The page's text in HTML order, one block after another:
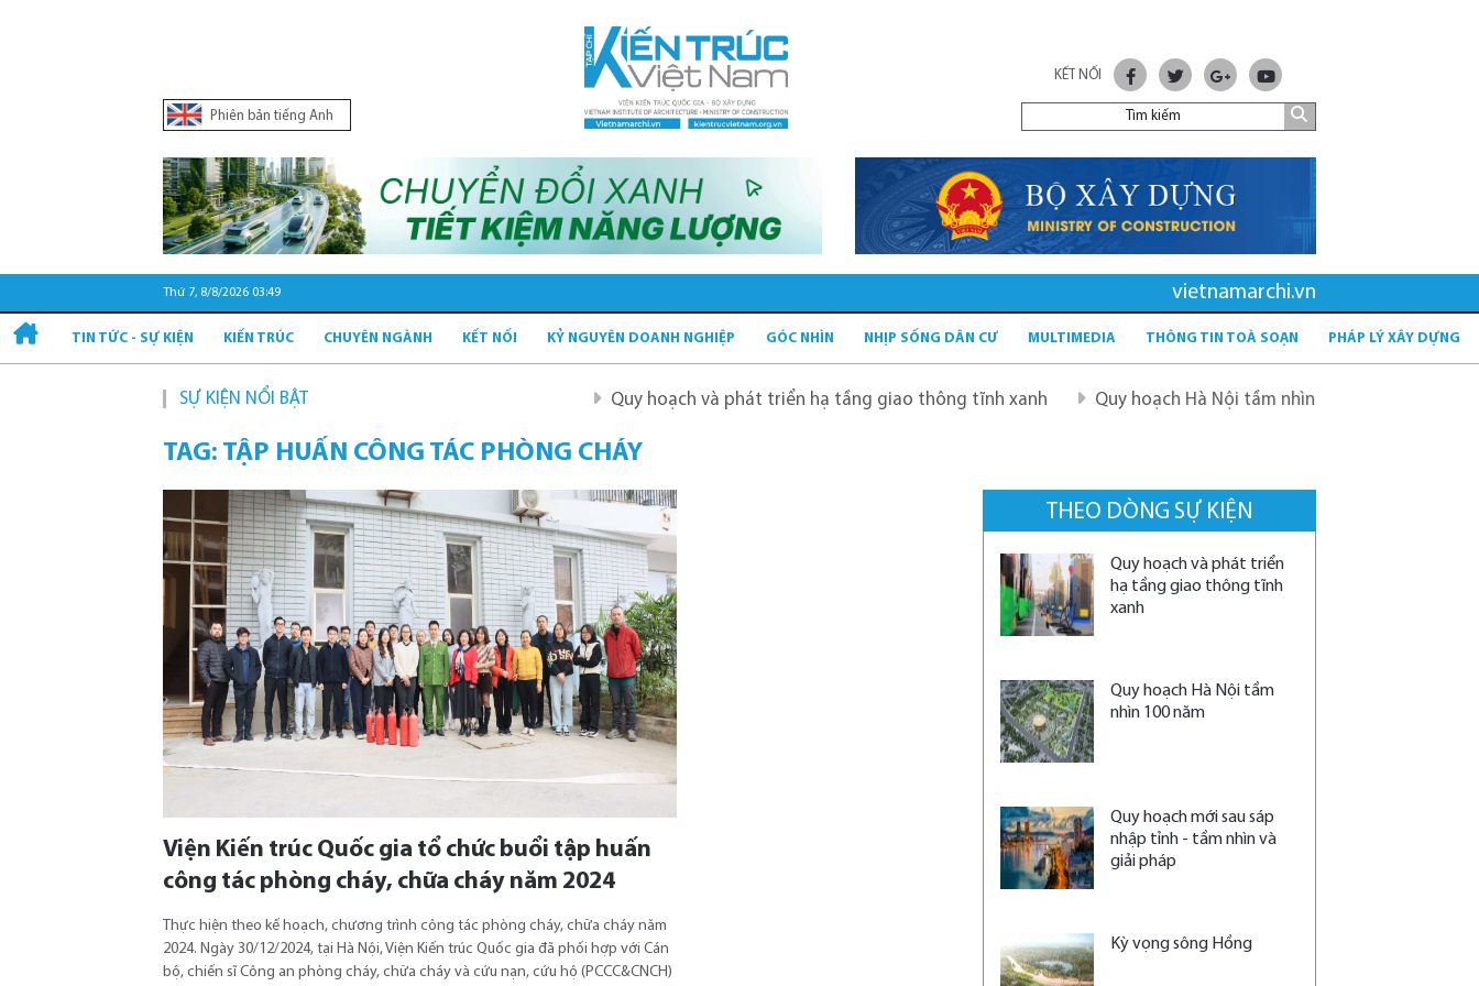
Phiên bản tiếng Anh
KẾT NỐI
Thứ 7, 8/8/2026 03:49 vietnamarchi.vn
TIN TỨC - SỰ KIỆN KIẾN TRÚC CHUYÊN NGÀNH KẾT NỐI KỶ NGUYÊN DOANH NGHIỆP GÓC NHÌN NHỊP SỐNG DÂN CƯ MULTIMEDIA THÔNG TIN TOÀ SOẠN PHÁP LÝ XÂY DỰNG
SỰ KIỆN NỔI BẬT Quy hoạch và phát triển hạ tầng giao thông tĩnh xanh Quy hoạch Hà Nội tầm nhìn 100 năm
TAG: TẬP HUẤN CÔNG TÁC PHÒNG CHÁY
Viện Kiến trúc Quốc gia tổ chức buổi tập huấn
công tác phòng cháy, chữa cháy năm 2024
Thực hiện theo kế hoạch, chương trình công tác phòng cháy, chữa cháy năm
2024. Ngày 30/12/2024, tại Hà Nội, Viện Kiến trúc Quốc gia đã phối hợp với Cán
bộ, chiến sĩ Công an phòng cháy, chữa cháy và cứu nạn, cứu hộ (PCCC&CNCH)
THEO DÒNG SỰ KIỆN
Quy hoạch và phát triển
hạ tầng giao thông tĩnh
xanh
Quy hoạch Hà Nội tầm
nhìn 100 năm
Quy hoạch mới sau sáp
nhập tỉnh - tầm nhìn và
giải pháp
Kỳ vọng sông Hồng